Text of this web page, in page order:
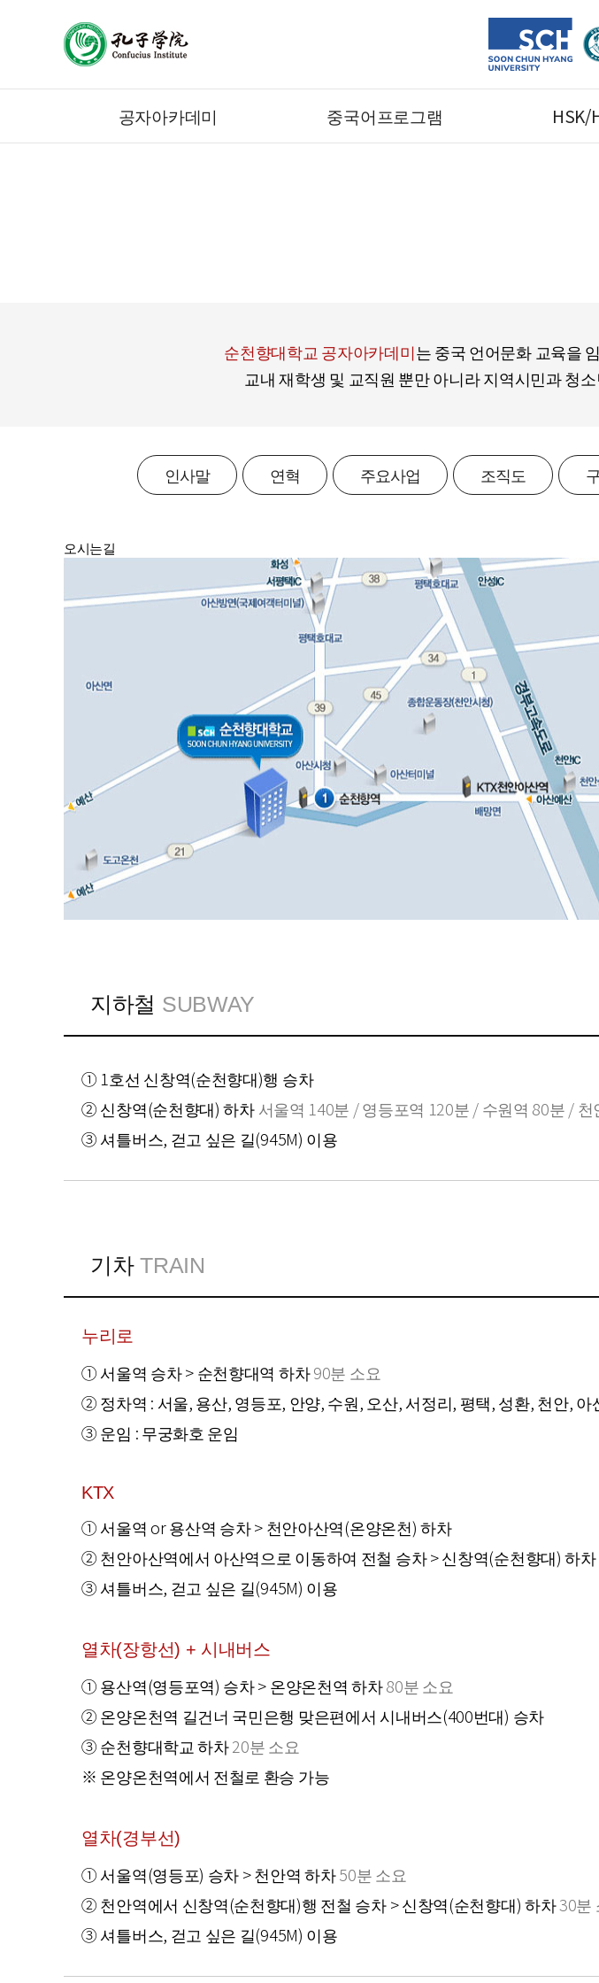
공자아카데미 중국어프로그램 HSK/
순천향대학교 공자아카데미는 중국 언어문화 교육을
교내 재학생 및 교직원 뿐만 아니라 지역시민과 청
인사말 연혁 주요사업 조직도
오시는길
지하철 SUBWAY
① 1호선 신창역(순천향대)행 승차
② 신창역(순천향대) 하차서울역 140분 / 영등포역 120분 / 수원역 80분 / 천
③ 셔틀버스, 걷고 싶은 길(945M) 이용
기차TRAIN
누리로
① 서울역 승차 > 순천향대역 하차90분 소요
② 정차역 : 서울, 용산, 영등포, 안양, 수원, 오산, 서정리, 평택, 성환, 천안, 아
③ 운임 : 무궁화호 운임
KTX
① 서울역 or 용산역 승차 > 천안아산역(온양온천) 하차
② 천안아산역에서 아산역으로 이동하여 전철 승차 > 신창역(순천향대) 하차
③ 셔틀버스, 걷고 싶은 길(945M) 이용
열차(장항선) + 시내버스
① 용산역(영등포역) 승차 > 온양온천역 하차80분 소요
② 온양온천역 길건너 국민은행 맞은편에서 시내버스(400번대) 승차
③ 순천향대학교 하차20분 소요
※ 온양온천역에서 전철로 환승 가능
열차(경부선)
① 서울역(영등포) 승차 > 천안역 하차50분 소요
② 천안역에서 신창역(순천향대)행 전철 승차 > 신창역(순천향대) 하차30분
③ 셔틀버스, 걷고 싶은 길(945M) 이용